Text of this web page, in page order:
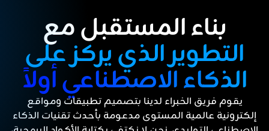
بناء المستقبل مع
التطوير الذي يركز على
الذكاء الاصطناعي أولاً
يقوم فريق الخبراء لدينا بتصميم تطبيقات ومواقع
إلكترونية عالمية المستوى مدعومة بأحدث تقنيات الذكاء